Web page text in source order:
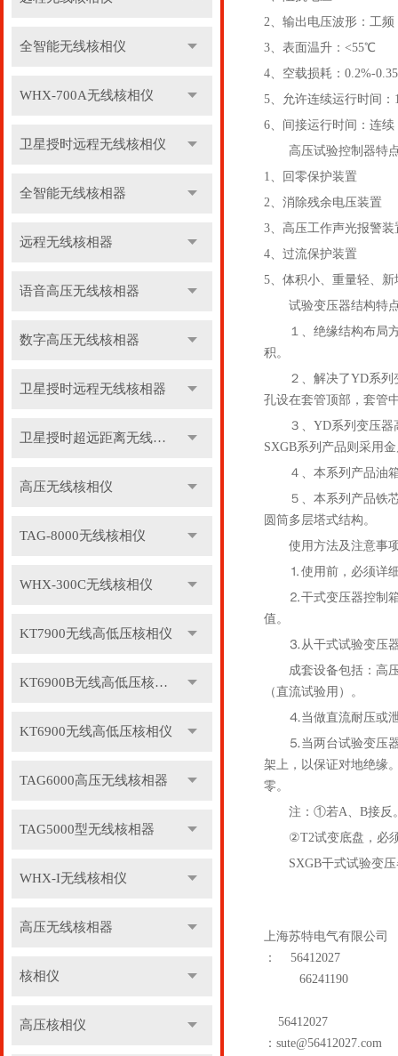
全智能无线核相仪
WHX-700A无线核相仪
卫星授时远程无线核相仪
全智能无线核相器
远程无线核相器
语音高压无线核相器
数字高压无线核相器
卫星授时远程无线核相器
卫星授时超远距离无线核相器
高压无线核相仪
TAG-8000无线核相仪
WHX-300C无线核相仪
KT7900无线高低压核相仪
KT6900B无线高低压核相仪
KT6900无线高低压核相仪
TAG6000高压无线核相器
TAG5000型无线核相器
WHX-I无线核相仪
高压无线核相器
核相仪
高压核相仪
2、输出电压波形：工频
3、表面温升：<55℃
4、空载损耗：0.2%-
5、允许连续运行时间：
6、间接运行时间：连续
高压试验控制器特
1、回零保护装置
2、消除残余电压装置
3、高压工作声光报警装
4、过流保护装置
5、体积小、重量轻、新
试验变压器结构特
１、绝缘结构布局方
积。
２、解决了YD系列变
孔设在套管顶部，套管
３、YD系列变压器高
SXGB系列产品则采用
４、本系列产品油箱
５、本系列产品铁芯
圆筒多层塔式结构。
使用方法及注意事
⒈使用前，必须详细
⒉干式变压器控制箱（
值。
⒊从干式试验变压器
成套设备包括：高压
（直流试验用）。
⒋当做直流耐压或泄漏
⒌当两台试验变压器作
架上，以保证对地绝缘
零。
注：①若A、B接反。
②T2试变底盘，必须
SXGB干式试验变压
上海苏特电气有限公司
：
56412027
66241190
56412027
： sute@56412027.com